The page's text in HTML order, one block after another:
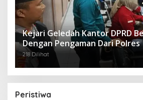
Kejari Geledah Kantor DPRD
Dengan Pengaman Dari Polres
218 Dilihat
Peristiwa